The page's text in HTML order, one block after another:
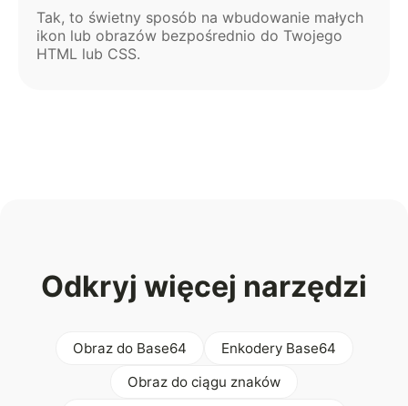
Tak, to świetny sposób na wbudowanie małych
ikon lub obrazów bezpośrednio do Twojego
HTML lub CSS.
Odkryj więcej narzędzi
Obraz do Base64
Enkodery Base64
Obraz do ciągu znaków